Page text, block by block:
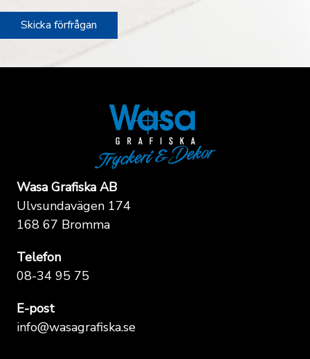
Wasa Grafiska AB
Ulvsundavägen 174
168 67 Bromma
Telefon
08-34 95 75
E-post
info@wasagrafiska.se